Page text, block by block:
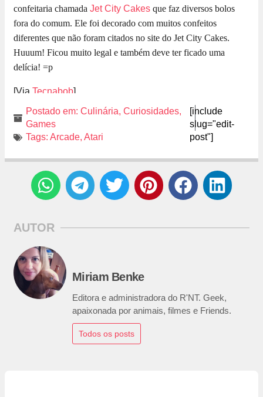
confeitaria chamada Jet City Cakes que faz diversos bolos
fora do comum. Ele foi decorado com muitos confeitos
diferentes que não foram citados no site do Jet City Cakes.
Huuum! Ficou muito legal e também deve ter ficado uma
delícia! =p
[Via Tecnabob]
Postado em: Culinária, Curiosidades,
Games
Tags: Arcade, Atari
[include
slug="edit-
post"]
AUTOR
Miriam Benke
Editora e administradora do R'NT. Geek,
apaixonada por animais, filmes e Friends.
Todos os posts